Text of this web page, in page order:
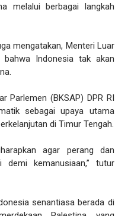
melalui berbagai langkah
mengatakan, Menteri Luar
bahwa Indonesia tak akan
Parlemen (BKSAP) DPR RI
sebagai upaya utama
di Timur Tengah.
agar perang dan
kemanusiaan,” tutur
senantiasa berada di